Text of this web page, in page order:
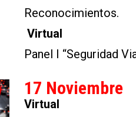
Reconocimientos.
Virtual
Panel I “Seguridad
17 Noviembre
Virtual